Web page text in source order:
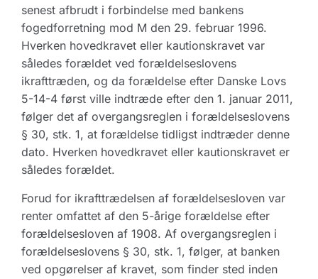
senest afbrudt i forbindelse med bankens
fogedforretning mod M den 29. februar 1996.
Hverken hovedkravet eller kautionskravet var
således forældet ved forældelseslovens
ikrafttræden, og da forældelse efter Danske Lovs
5-14-4 først ville indtræde efter den 1. januar 2011,
følger det af overgangsreglen i forældelseslovens
§ 30, stk. 1, at forældelse tidligst indtræder denne
dato. Hverken hovedkravet eller kautionskravet er
således forældet.
Forud for ikrafttrædelsen af forældelsesloven var
renter omfattet af den 5-årige forældelse efter
forældelsesloven af 1908. Af overgangsreglen i
forældelseslovens § 30, stk. 1, følger, at banken
ved opgørelser af kravet, som finder sted inden